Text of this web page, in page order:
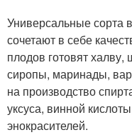
Универсальные сорта
сочетают в себе
плодов готовят халву,
сиропы, маринады,
на производство
уксуса, винной
энокрасителей.